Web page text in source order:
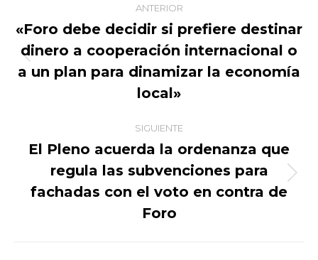
entre
publicaciones
ANTERIOR
Publicación
anterior:
«Foro debe decidir si prefiere destinar
dinero a cooperación internacional o
a un plan para dinamizar la economía
local»
SIGUIENTE
Publicación
siguiente:
El Pleno acuerda la ordenanza que
regula las subvenciones para
fachadas con el voto en contra de
Foro